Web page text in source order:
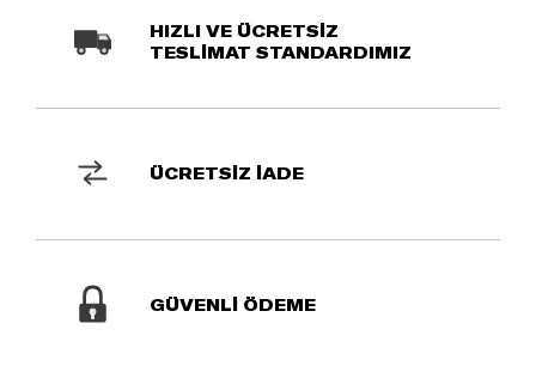
HIZLI VE ÜCRETSİZ
TESLİMAT STANDARDIMIZ
ÜCRETSİZ İADE
GÜVENLİ ÖDEME